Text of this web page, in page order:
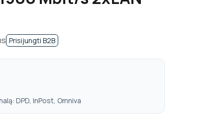
Prisijungti B2B
DPD, InPost, Omniva